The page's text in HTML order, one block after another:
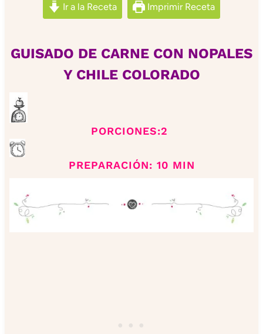
Ir a la Receta Imprimir Receta
GUISADO DE CARNE CON NOPALES
Y CHILE COLORADO
PORCIONES:2
PREPARACIÓN: 10 MIN